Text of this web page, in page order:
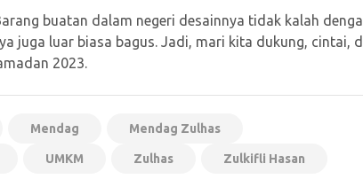
buatan dalam negeri desainnya tidak kalah
juga luar biasa bagus. Jadi, mari kita dukung, cintai,
2023.
Mendag Mendag Zulhas
UMKM Zulhas Zulkifli Hasan